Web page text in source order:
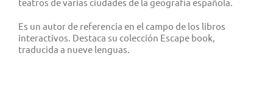
Es un autor de referencia en el campo de los libros
interactivos. Destaca su colección Escape book,
traducida a nueve lenguas.